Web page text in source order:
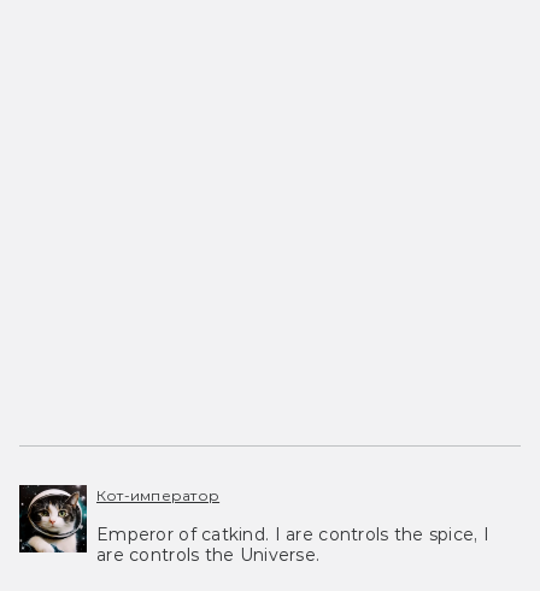
Кот-император
Emperor of catkind. I are controls the spice, I
are controls the Universe.